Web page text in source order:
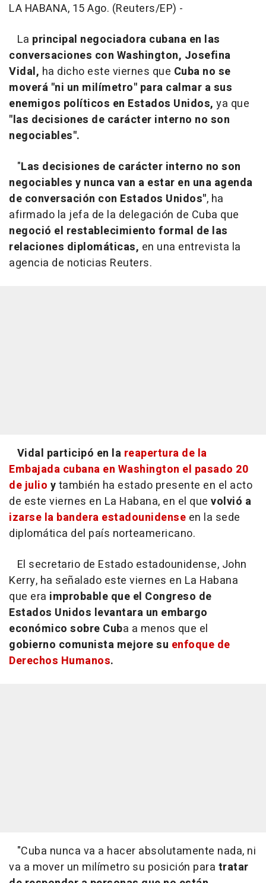
LA HABANA, 15 Ago. (Reuters/EP) -
La principal negociadora cubana en las
conversaciones con Washington, Josefina
Vidal, ha dicho este viernes que Cuba no se
moverá "ni un milímetro" para calmar a sus
enemigos políticos en Estados Unidos, ya que
"las decisiones de carácter interno no son
negociables".
"Las decisiones de carácter interno no son
negociables y nunca van a estar en una agenda
de conversación con Estados Unidos", ha
afirmado la jefa de la delegación de Cuba que
negoció el restablecimiento formal de las
relaciones diplomáticas, en una entrevista la
agencia de noticias Reuters.
Vidal participó en la reapertura de la
Embajada cubana en Washington el pasado 20
de julio ytambién ha estado presente en el acto
de este viernes en La Habana, en el que volvió a
izarse la bandera estadounidense en la sede
diplomática del país norteamericano.
El secretario de Estado estadounidense, John
Kerry, ha señalado este viernes en La Habana
que era improbable que el Congreso de
Estados Unidos levantara un embargo
económico sobre Cuba a menos que el
gobierno comunista mejore su enfoque de
Derechos Humanos.
"Cuba nunca va a hacer absolutamente nada, ni
va a mover un milímetro su posición para tratar